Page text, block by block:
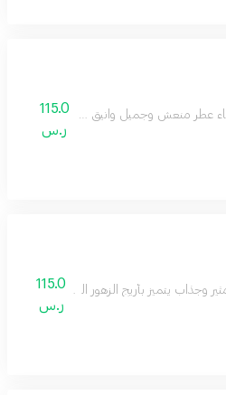
عطر منعش وجميل وانيق جدا عطرك في كل
115.0
ر.س
وجذاب يتميز بأريج الزهور البيضاء وعبير
115.0
ر.س